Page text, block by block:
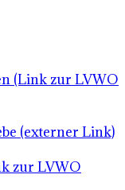
(Link zur LVWO
(externer Link)
zur LVWO